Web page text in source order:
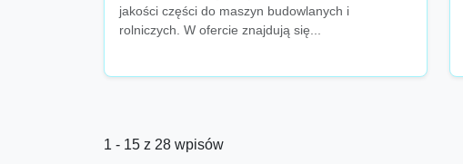
jakości części do maszyn budowlanych i
rolniczych. W ofercie znajdują się...
1 - 15 z 28 wpisów